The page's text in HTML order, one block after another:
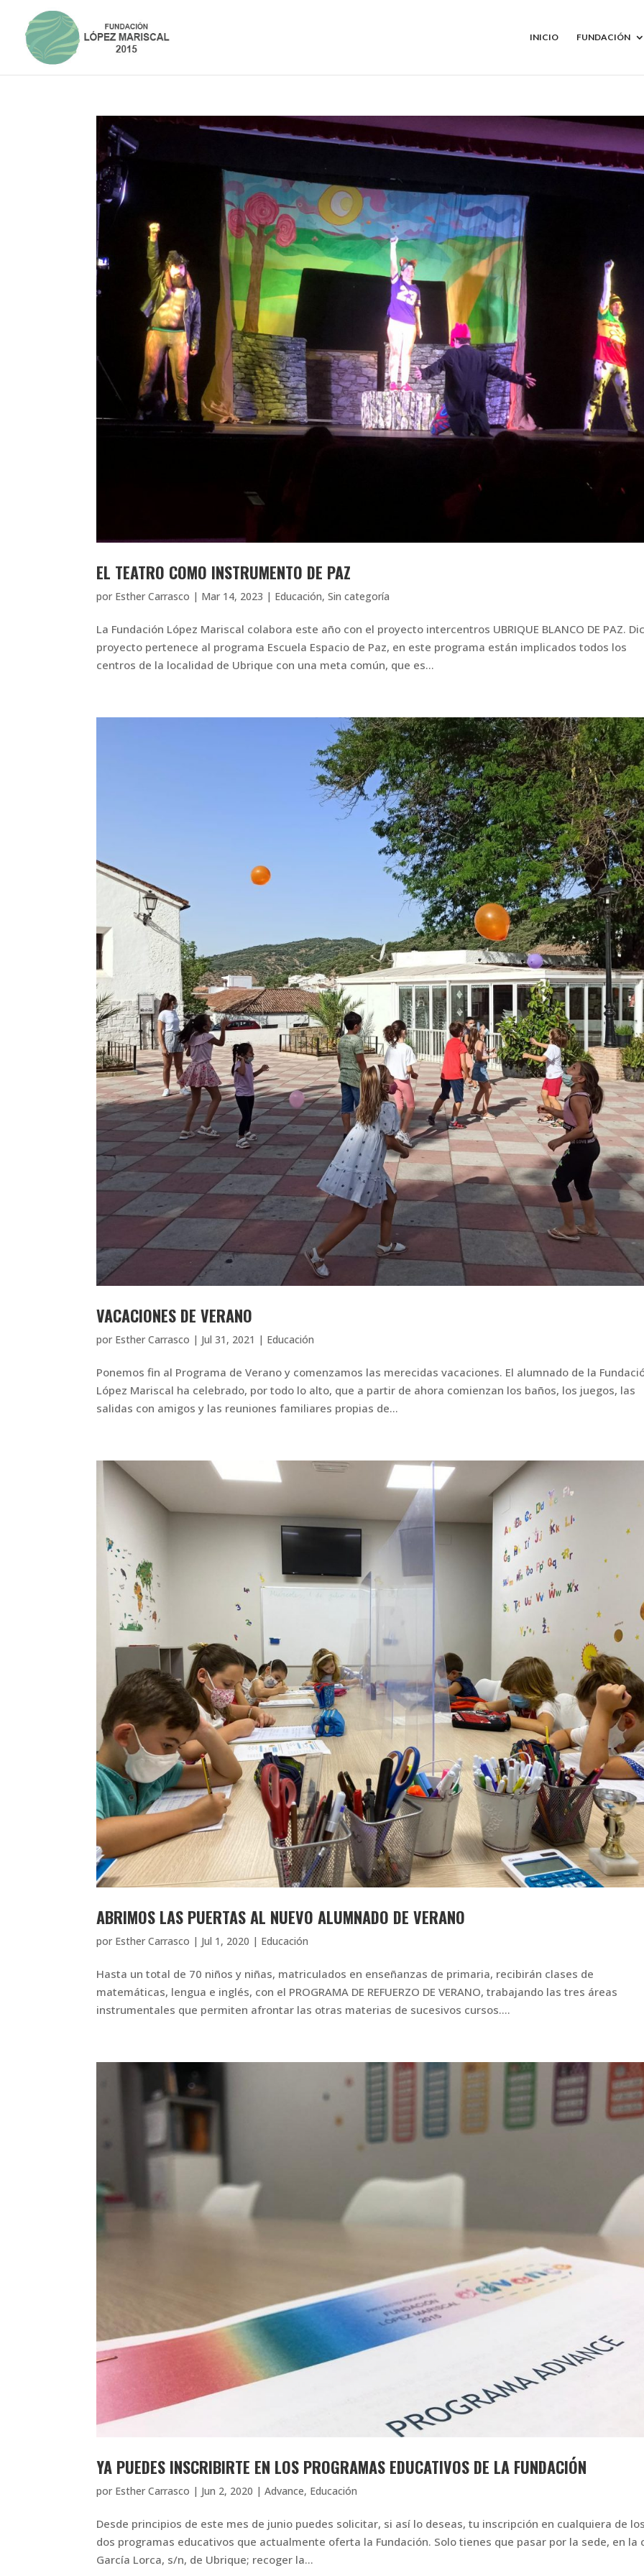
INICIO FUNDACIÓN
EL TEATRO COMO INSTRUMENTO DE PAZ
por Esther Carrasco | Mar 14, 2023 | Educación,Sin categoría
La Fundación López Mariscal colabora este año con el proyecto intercentros UBRIQUE BLANCO DE PAZ.
proyecto pertenece al programa Escuela Espacio de Paz, en este programa están implicados todos los
centros de la localidad de Ubrique con una meta común, que es...
VACACIONES DE VERANO
por Esther Carrasco | Jul 31, 2021 | Educación
Ponemos fin al Programa de Verano y comenzamos las merecidas vacaciones. El alumnado de la
López Mariscal ha celebrado, por todo lo alto, que a partir de ahora comienzan los baños, los juegos, las
salidas con amigos y las reuniones familiares propias de...
ABRIMOS LAS PUERTAS AL NUEVO ALUMNADO DE VERANO
por Esther Carrasco | Jul 1, 2020 | Educación
Hasta un total de 70 niños y niñas, matriculados en enseñanzas de primaria, recibirán clases de
matemáticas, lengua e inglés, con el PROGRAMA DE REFUERZO DE VERANO, trabajando las tres áreas
instrumentales que permiten afrontar las otras materias de sucesivos cursos....
YA PUEDES INSCRIBIRTE EN LOS PROGRAMAS EDUCATIVOS DE LA FUNDACIÓN
por Esther Carrasco | Jun 2, 2020 |Advance, Educación
Desde principios de este mes de junio puedes solicitar, si así lo deseas, tu inscripción en cualquiera de
dos programas educativos que actualmente oferta la Fundación. Solo tienes que pasar por la sede, en la
García Lorca, s/n, de Ubrique; recoger la...